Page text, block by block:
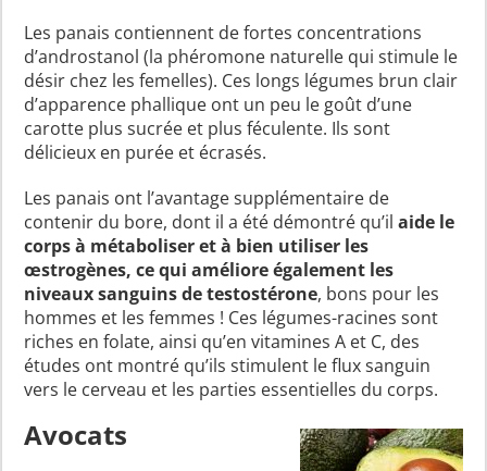
Les panais contiennent de fortes concentrations
d’androstanol (la phéromone naturelle qui stimule le
désir chez les femelles). Ces longs légumes brun clair
d’apparence phallique ont un peu le goût d’une
carotte plus sucrée et plus féculente. Ils sont
délicieux en purée et écrasés.
Les panais ont l’avantage supplémentaire de
contenir du bore, dont il a été démontré qu’ilaide le
corps à métaboliser et à bien utiliser les
œstrogènes, ce qui améliore également les
niveaux sanguins de testostérone, bons pour les
hommes et les femmes ! Ces légumes-racines sont
riches en folate, ainsi qu’en vitamines A et C, des
études ont montré qu’ils stimulent le flux sanguin
vers le cerveau et les parties essentielles du corps.
Avocats